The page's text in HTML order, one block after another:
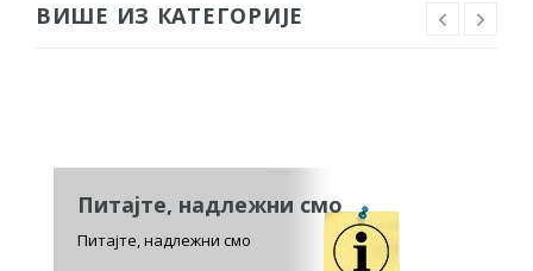
ВИШЕ ИЗ КАТЕГОРИЈЕ
Питајте, надлежни смо
Питајте, надлежни смо